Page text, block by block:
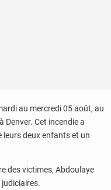
au mercredi 05 août, au
Denver. Cet incendie a
leurs deux enfants et un
des victimes, Abdoulaye